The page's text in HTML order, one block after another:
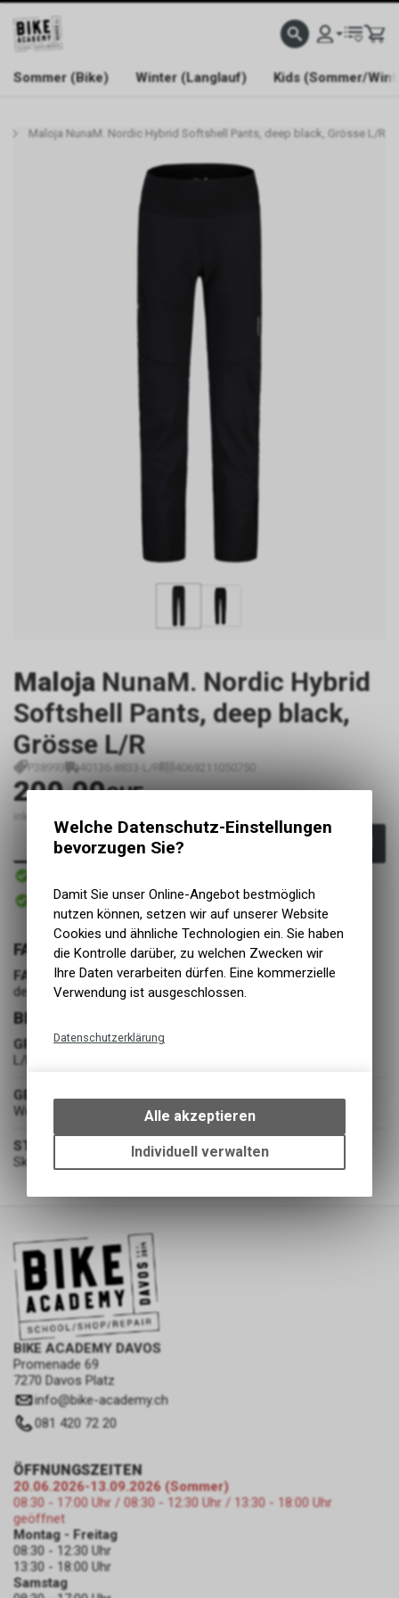
WELCOME TO BIKE ACADEMY
Sommer (Bike) Winter (Langlauf) Kids (Sommer/
Maloja NunaM. Nordic Hybrid Softshell Pants, deep black, Grösse L/R
Maloja NunaM. Nordic Hybrid
Softshell Pants, deep black,
Grösse L/R
P38993 40136-8833-L/R 4069211050750
200.00CHF
inkl. MwSt., zzgl. Versandkosten
In den Warenkorb
Sofort abholbar
Abholung BIKE ACADEMY DAVOS
FARBE
FARBE
deep black
BEKLEIDUNG
GRÖSSE
L/R
GESCHLECHT
Women
STOFF
Skin Stretch,Cembra® STORM Warm
BIKE ACADEMY DAVOS
Promenade 69
7270 Davos Platz
info@bike-academy.ch
081 420 72 20
ÖFFNUNGSZEITEN
20.06.2026-13.09.2026 (Sommer)
08:30 - 17:00 Uhr / 08:30 - 12:30 Uhr / 13:30 - 18:00 Uhr
geöffnet
Montag - Freitag
08:30 - 12:30 Uhr
13:30 - 18:00 Uhr
Samstag
Welche Datenschutz-Einstellungen
bevorzugen Sie?
Damit Sie unser Online-Angebot bestmöglich
nutzen können, setzen wir auf unserer Website
Cookies und ähnliche Technologien ein. Sie haben
die Kontrolle darüber, zu welchen Zwecken wir
Ihre Daten verarbeiten dürfen. Eine kommerzielle
Verwendung ist ausgeschlossen.
Datenschutzerklärung
bestimmte Interaktionen und
Einstellungen auf Ihrem Gerät,
um die grundlegenden
Funktionen unseres Online-
dass die gespeicherten Daten
keinerlei Rückschlüsse auf Ihre
persönlichen Informationen
zulassen.
Alle akzeptieren
Individuell verwalten